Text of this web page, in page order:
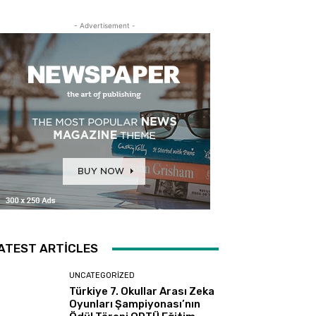
- Advertisement -
ARTICLES
UNCATEGORIZED
Türkiye 7. Okullar Arası Zeka
Oyunları Şampiyonası’nın